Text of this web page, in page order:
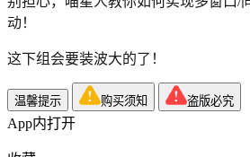
动！
这下组会要装波大的了！
温馨提示 购买须知 盗版必究
App内打开